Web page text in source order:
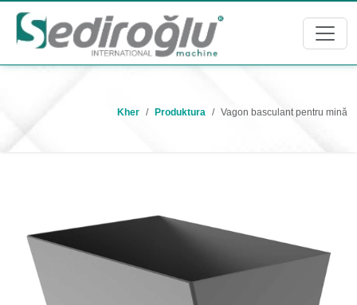
Kher Produktura Vagon basculant pentru mină